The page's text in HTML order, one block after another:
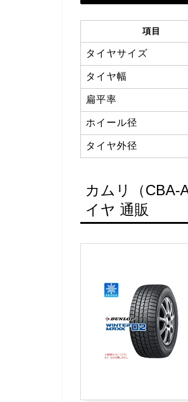
項目
タイヤサイズ
タイヤ幅
扁平率
ホイール径
タイヤ外径
カムリ（CBA-
イヤ 通販